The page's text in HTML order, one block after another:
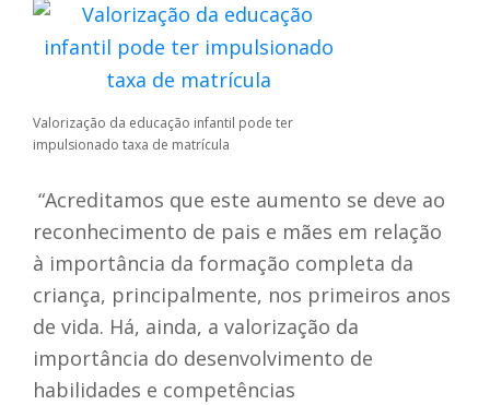
Valorização da educação infantil pode ter
impulsionado taxa de matrícula
“Acreditamos que este aumento se deve ao
reconhecimento de pais e mães em relação
à importância da formação completa da
criança, principalmente, nos primeiros anos
de vida. Há, ainda, a valorização da
importância do desenvolvimento de
habilidades e competências